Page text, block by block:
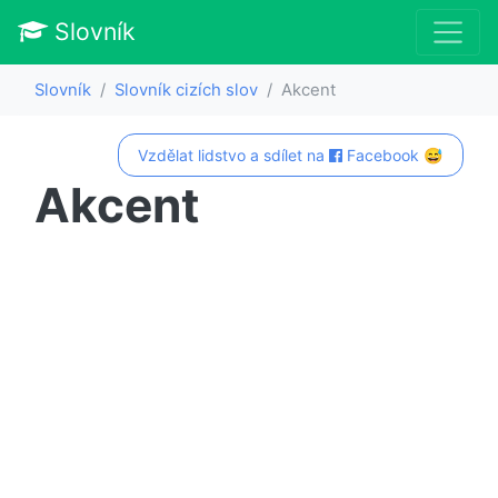
Slovník
Slovník Slovník cizích slov Akcent
Vzdělat lidstvo a sdílet na Facebook 😅
Akcent